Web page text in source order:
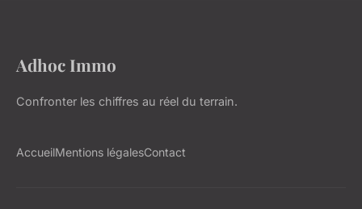
Adhoc Immo
Confronter les chiffres au réel du terrain.
AccueilMentions légalesContact